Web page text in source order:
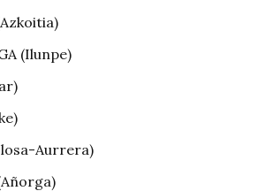
(Ilunpe)
Aurrera)